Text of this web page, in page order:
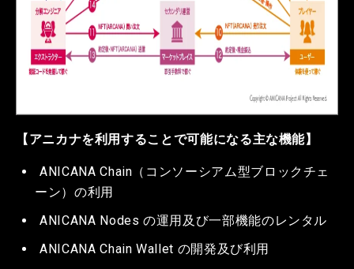
【アニカナを利用することで可能になる主な機能】
ANICANA Chain（コンソーシアム型ブロックチェ
ーン）の利用
ANICANA Nodes の運用及び一部機能のレンタル
ANICANA Chain Wallet の開発及び利用